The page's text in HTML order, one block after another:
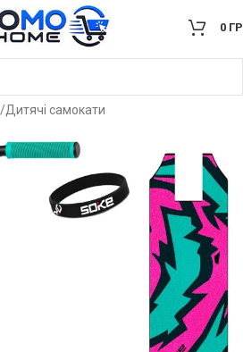
0
/Дитячі самокати